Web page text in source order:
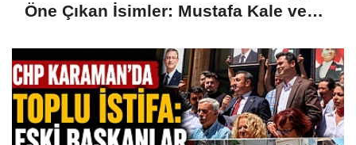
Öne Çıkan İsimler: Mustafa Kale ve